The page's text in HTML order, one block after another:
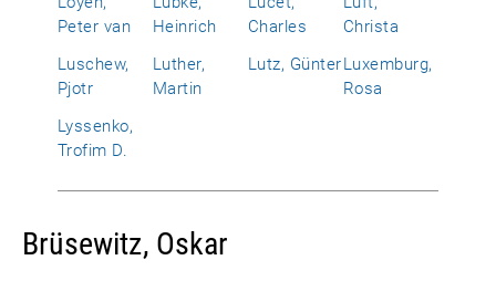
Peter van
Heinrich
Charles
Christa
Luschew,
Pjotr
Luther,
Martin
Lutz, GünterLuxemburg,
Rosa
Lyssenko,
Trofim D.
Brüsewitz, Oskar